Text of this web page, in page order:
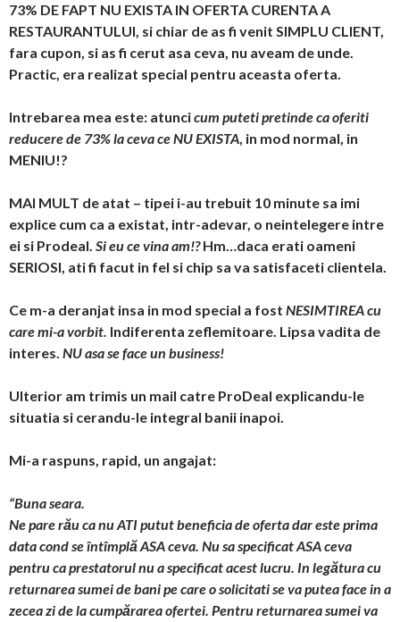
73% DE FAPT NU EXISTA IN OFERTA CURENTA A
RESTAURANTULUI, si chiar de as fi venit SIMPLU CLIENT,
fara cupon, si as fi cerut asa ceva, nu aveam de unde.
Practic, era realizat special pentru aceasta oferta.
Intrebarea mea este: atuncicum puteti pretinde ca oferiti
reducere de 73% la ceva ce NU EXISTA, in mod normal, in
MENIU!?
MAI MULT de atat – tipei i-au trebuit 10 minute sa imi
explice cum ca a existat, intr-adevar, o neintelegere intre
ei si Prodeal. Si eu ce vina am!?Hm…daca erati oameni
SERIOSI, ati fi facut in fel si chip sa va satisfaceti clientela.
Ce m-a deranjat insa in mod special a fost NESIMTIREA cu
care mi-a vorbit. Indiferenta zeflemitoare. Lipsa vadita de
interes. NU asa se face un business!
Ulterior am trimis un mail catre ProDeal explicandu-le
situatia si cerandu-le integral banii inapoi.
Mi-a raspuns, rapid, un angajat:
“Buna seara.
Ne pare rău ca nu ATI putut beneficia de oferta dar este prima
data cond se întîmplă ASA ceva. Nu sa specificat ASA ceva
pentru ca prestatorul nu a specificat acest lucru. In legătura cu
returnarea sumei de bani pe care o solicitati se va putea face in a
zecea zi de la cumpărarea ofertei. Pentru returnarea sumei va